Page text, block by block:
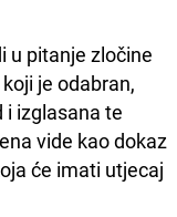
u pitanje zločine
je odabran,
i izglasana te
vide kao dokaz
će imati utjecaj